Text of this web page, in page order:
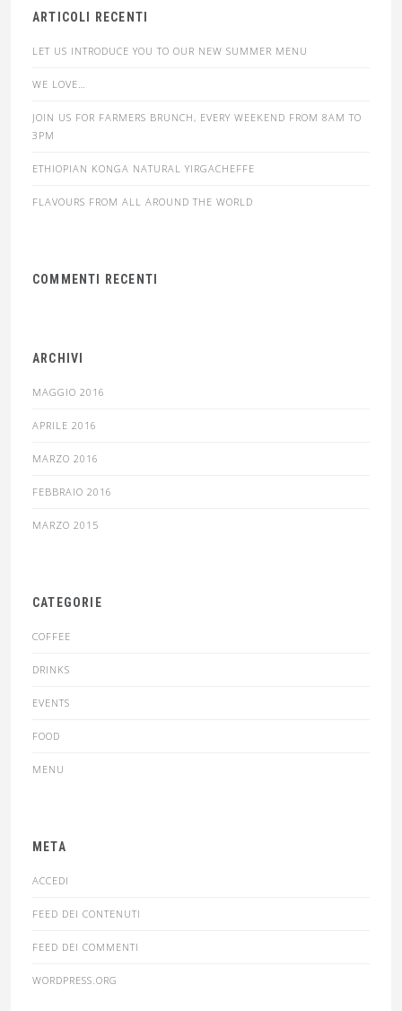
ARTICOLI RECENTI
LET US INTRODUCE YOU TO OUR NEW SUMMER MENU
WE LOVE…
JOIN US FOR FARMERS BRUNCH, EVERY WEEKEND FROM 8AM TO
3PM
ETHIOPIAN KONGA NATURAL YIRGACHEFFE
FLAVOURS FROM ALL AROUND THE WORLD
COMMENTI RECENTI
ARCHIVI
MAGGIO 2016
APRILE 2016
MARZO 2016
FEBBRAIO 2016
MARZO 2015
CATEGORIE
COFFEE
DRINKS
EVENTS
FOOD
MENU
META
ACCEDI
FEED DEI CONTENUTI
FEED DEI COMMENTI
WORDPRESS.ORG